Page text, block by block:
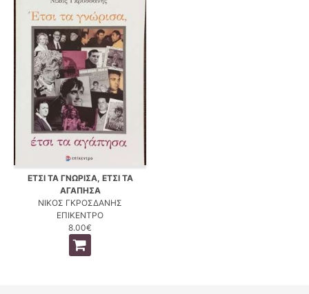
ΕΤΣΙ ΤΑ ΓΝΩΡΙΣΑ, ΕΤΣΙ ΤΑ
ΑΓΑΠΗΣΑ
ΝΙΚΟΣ ΓΚΡΟΣΔΑΝΗΣ
ΕΠΙΚΕΝΤΡΟ
8.00€